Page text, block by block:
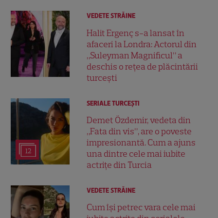
VEDETE STRĂINE
Halit Ergenç s-a lansat în
afaceri la Londra: Actorul din
„Suleyman Magnificul” a
deschis o rețea de plăcintării
turcești
12
SERIALE TURCEŞTI
Demet Özdemir, vedeta din
„Fata din vis”, are o poveste
impresionantă. Cum a ajuns
una dintre cele mai iubite
actrițe din Turcia
VEDETE STRĂINE
Cum își petrec vara cele mai